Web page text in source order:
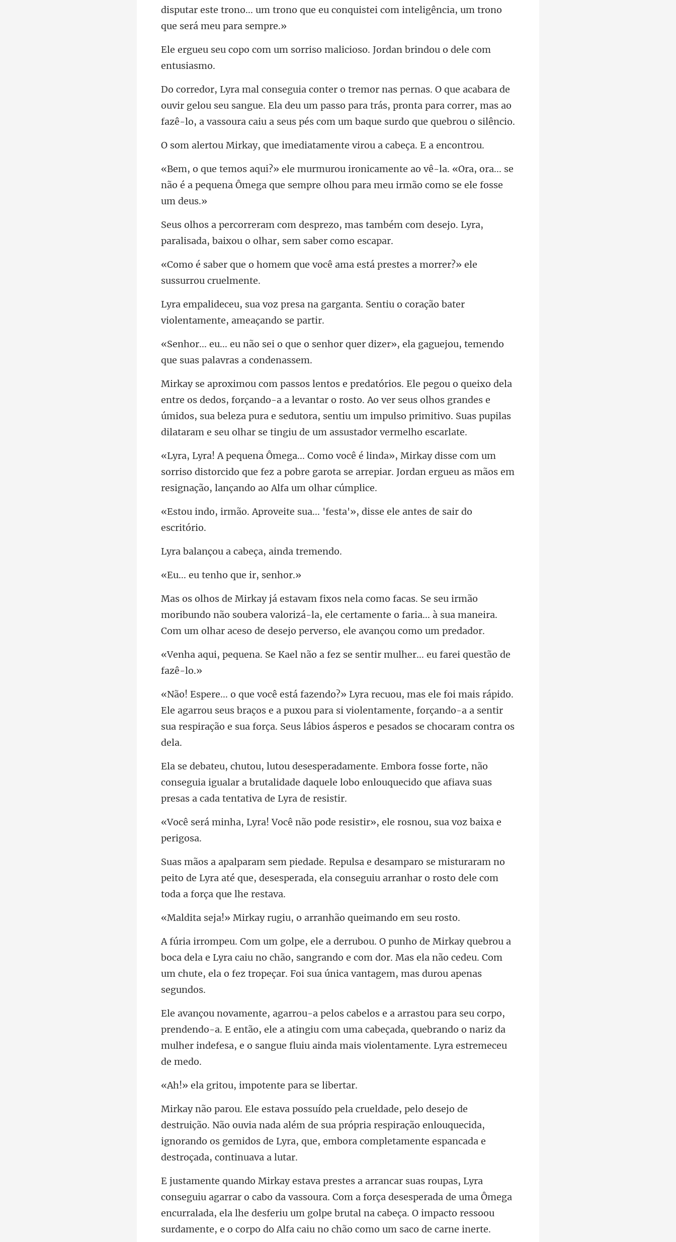
sorriso malicioso. Jordan b
uvir gelou seu sangue. Ela deu um passo para trás, pronta para correr, mas ao
ue imediatamente virou
o vê-la. «Ora, ora... se
não é a pequena Ômega que s
mas também com desejo. Lyra,
paralisada
você ama está prestes a morr
garganta. Sentiu o coração bater
senhor quer dizer», ela gaguejou, te
do-a a levantar o rosto. Ao ver seus olhos grandes e
úmidos, sua beleza pura e sedutora, sentiu um
om um
sorriso distorcido que fez a pobre garota se arrepiar. Jorda
e sua... 'festa'», disse ele
a cabeça, ai
tenho que
oribundo não soubera valorizá-la, ele certamente o faria... à sua manei
não a fez se sentir mulher..
Ele agarrou seus braços e a puxou para si violentamente, forçando-a a sentir
sua
rte, não
conseguia igualar a brutalidade daquele lobo enlouquec
não pode resistir», ele ros
isturaram no
peito de Lyra até que, desesperada, ela conseg
y rugiu, o arranhão q
oca dela e Lyra caiu no chão, sangrando e com dor. Mas ela não cedeu. Com
um
endendo-a. E então, ele a atingiu com uma cabeçada, quebrando o nariz da
mulhe
u, impotente pa
Não ouvia nada além de sua própria respiração enlouquecida,
ignorando os gemido
a vassoura. Com a força desesperada de uma Ômega
encurralada, ela lhe desferiu um golpe brutal na